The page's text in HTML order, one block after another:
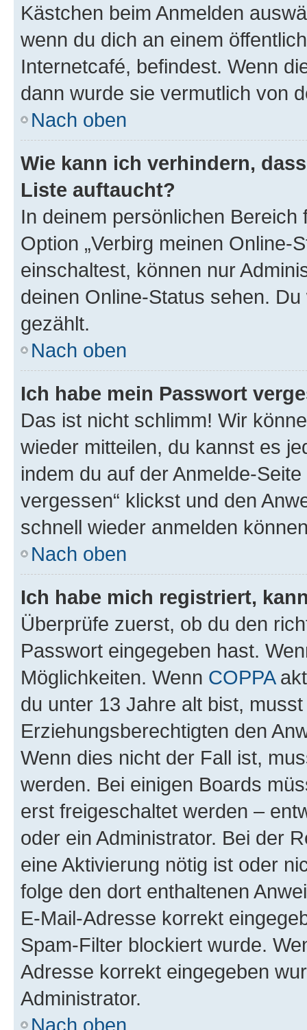
Kästchen beim Anmelden
wenn du dich an einem
Internetcafé, befindest. Wenn
dann wurde sie vermutlich von
Nach oben
Wie kann ich verhindern,
Liste auftaucht?
In deinem persönlichen
Option „Verbirg meinen Online-
einschaltest, können nur
deinen Online-Status sehen.
gezählt.
Nach oben
Ich habe mein Passwort
Das ist nicht schlimm! Wir
wieder mitteilen, du kannst es
indem du auf der Anmelde-
vergessen“ klickst und den
schnell wieder anmelden
Nach oben
Ich habe mich registriert,
Überprüfe zuerst, ob du den
Passwort eingegeben hast.
Möglichkeiten. Wenn COPPA
du unter 13 Jahre alt bist,
Erziehungsberechtigten den
Wenn dies nicht der Fall ist,
werden. Bei einigen Boards
erst freigeschaltet werden –
oder ein Administrator. Bei der
eine Aktivierung nötig ist oder
folge den dort enthaltenen
E-Mail-Adresse korrekt
Spam-Filter blockiert wurde.
Adresse korrekt eingegeben
Administrator.
Nach oben